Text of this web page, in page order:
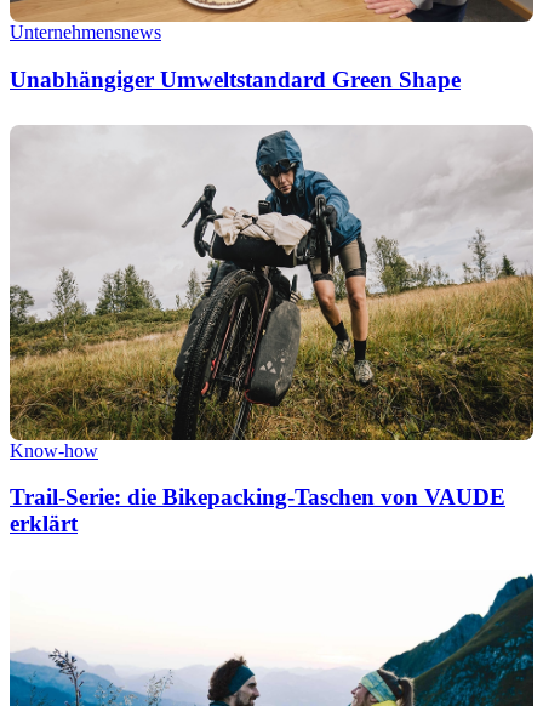
Unternehmensnews
Unabhängiger Umweltstandard Green Shape
Know-how
Trail-Serie: die Bikepacking-Taschen von VAUDE
erklärt